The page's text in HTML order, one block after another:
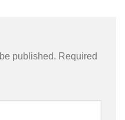
published. Required